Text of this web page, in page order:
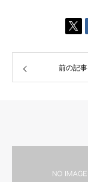
前の記事